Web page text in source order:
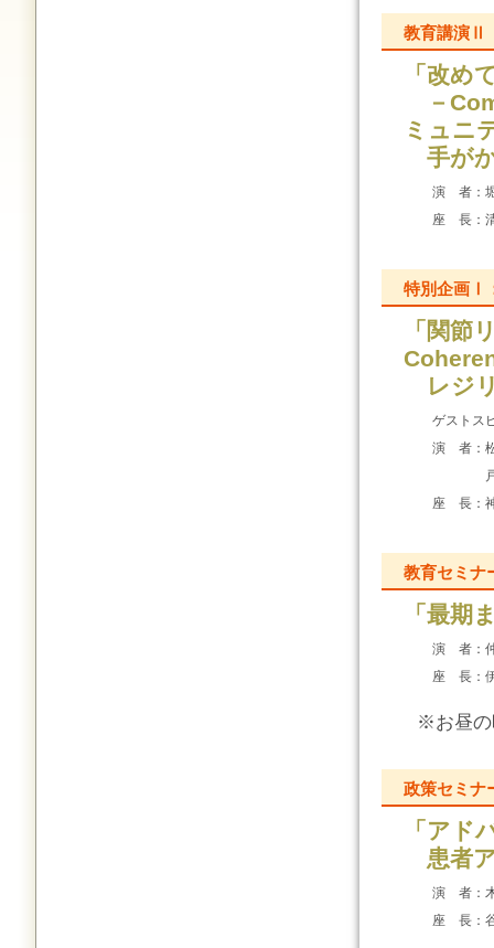
教育講演Ⅱ
「改め
－
ミュニ
手が
演 者：
座 長：
特別企画Ⅰ
「関節
レジ
ゲストス
演 者：
座 長：
教育セミ
「最期
演 者：
座 長：
※お昼の
政策セミナ
「アド
患者
演 者：
座 長：